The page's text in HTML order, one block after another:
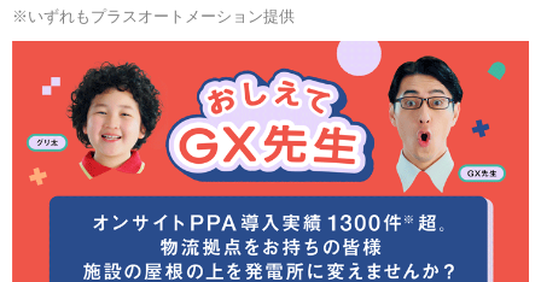
※いずれもプラスオートメーション提供